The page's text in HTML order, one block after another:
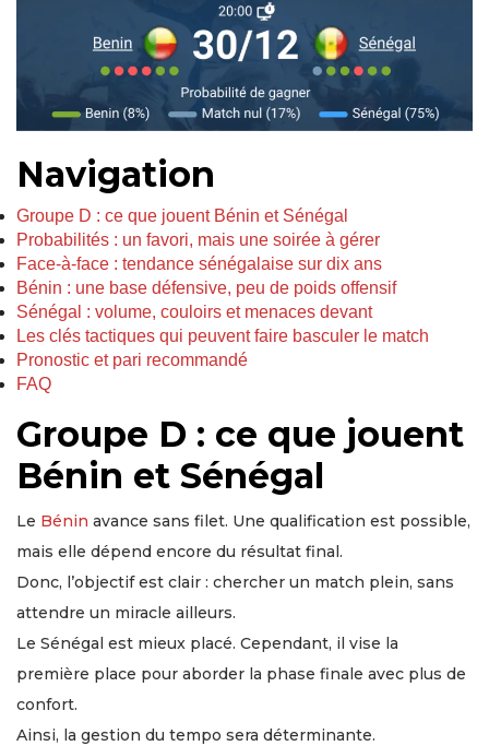
Navigation
Groupe D : ce que jouent Bénin et Sénégal
Probabilités : un favori, mais une soirée à gérer
Face-à-face : tendance sénégalaise sur dix ans
Bénin : une base défensive, peu de poids offensif
Sénégal : volume, couloirs et menaces devant
Les clés tactiques qui peuvent faire basculer le match
Pronostic et pari recommandé
FAQ
Groupe D : ce que jouent
Bénin et Sénégal
Le Bénin avance sans filet. Une qualification est possible,
mais elle dépend encore du résultat final.
Donc, l’objectif est clair : chercher un match plein, sans
attendre un miracle ailleurs.
Le Sénégal est mieux placé. Cependant, il vise la
première place pour aborder la phase finale avec plus de
confort.
Ainsi, la gestion du tempo sera déterminante.